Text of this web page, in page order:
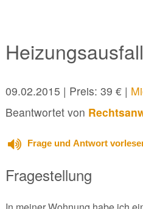
Heizungsausfall
09.02.2015 | Preis: 39 € |
Beantwortet von
Frage und Antwort
Fragestellung